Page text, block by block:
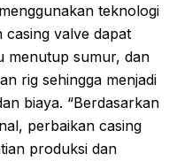
teknologi
casing valve dapat
menutup sumur, dan
rig sehingga menjadi
biaya. “Berdasarkan
perbaikan casing
produksi dan